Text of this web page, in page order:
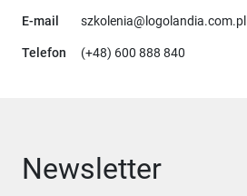
E-mail szkolenia@logolandia.com.pl
Telefon (+48) 600 888 840
Newsletter